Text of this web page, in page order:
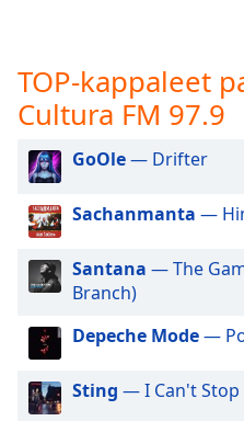
selected
Audio
Picture-
Picture
Fullscreen
This
modal
window.
Beginning
TOP-kappaleet
Cultura FM 97.9
GoOle— Drifter
Sachanmanta —
Santana — The
Branch)
Depeche Mode—
Sting — I Can't Stop